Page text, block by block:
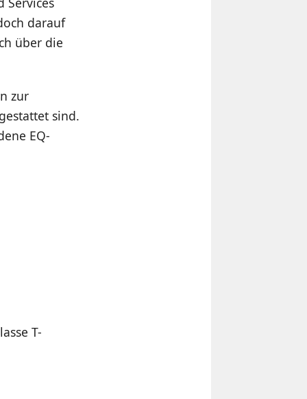
darauf
über die
zur
sind.
EQ-
T-